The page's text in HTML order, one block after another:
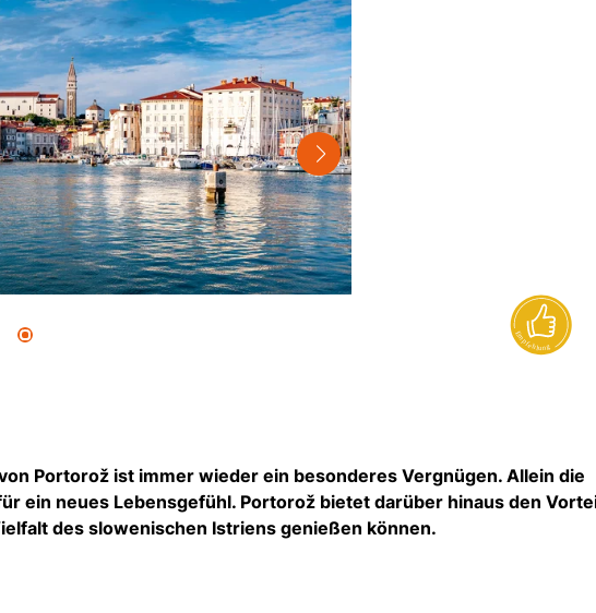
Portorož ist immer wieder ein besonderes Vergnügen. Allein die
ein neues Lebensgefühl. Portorož bietet darüber hinaus den
des slowenischen Istriens genießen können.